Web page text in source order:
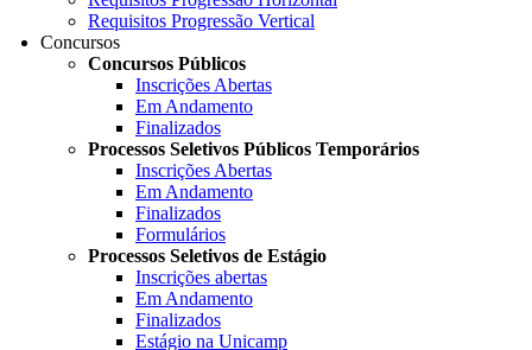
Requisitos Progressão Vertical
Concursos
Concursos Públicos
Inscrições Abertas
Em Andamento
Finalizados
Processos Seletivos Públicos Temporários
Inscrições Abertas
Em Andamento
Finalizados
Formulários
Processos Seletivos de Estágio
Inscrições abertas
Em Andamento
Finalizados
Estágio na Unicamp